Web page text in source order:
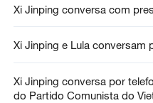
Xi Jinping conversa com
Xi Jinping e Lula conversam
Xi Jinping conversa por
do Partido Comunista do